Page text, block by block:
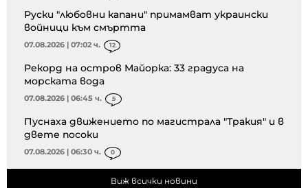
Руски "любовни капани" примамват украински
войници към смъртта
07.08.2026 | 07:02 ч. 12
Рекорд на остров Майорка: 33 градуса на
морската вода
07.08.2026 | 06:45 ч. 5
Пуснаха движението по магистрала "Тракия" и в
двете посоки
07.08.2026 | 06:30 ч. 0
Виж всички новини